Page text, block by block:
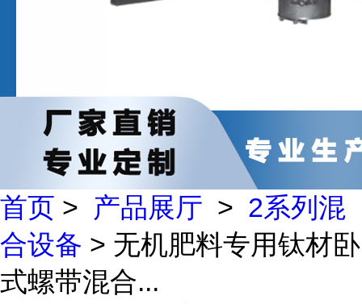
首页 > 产品展厅 > 2系列混
合设备 > 无机肥料专用钛材卧
式螺带混合...